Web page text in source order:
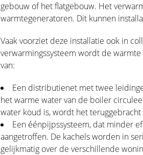
gebouw of het flatgebouw. Het
warmtegeneratoren. Dit kunnen
Vaak voorziet deze installatie ook in
verwarmingssysteem wordt de
van:
Een distributienet met twee
het warme water van de boiler
water koud is, wordt het
Een éénpijpssysteem, dat minder
aangetroffen. De kachels worden in
gelijkmatig over de verschillende